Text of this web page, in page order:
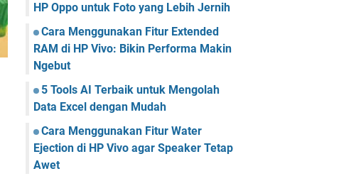
HP Oppo untuk Foto yang Lebih Jernih
Cara Menggunakan Fitur Extended
RAM di HP Vivo: Bikin Performa Makin
Ngebut
5 Tools AI Terbaik untuk Mengolah
Data Excel dengan Mudah
Cara Menggunakan Fitur Water
Ejection di HP Vivo agar Speaker Tetap
Awet